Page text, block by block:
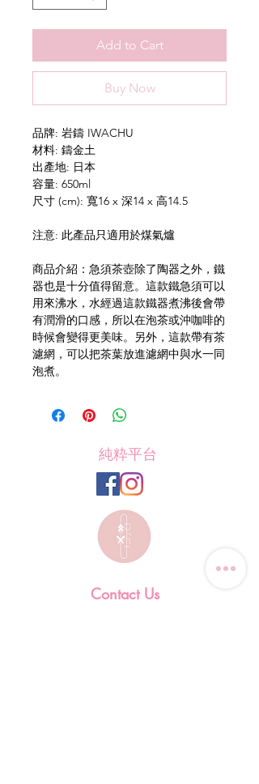
Add to Cart
Buy Now
品牌: 岩鑄 IWACHU
材料: 鑄金土
出產地: 日本
容量: 650ml
尺寸 (cm): 寬16 x 深14 x 高14.5
注意: 此產品只適用於煤氣爐
商品介紹：急須茶壺除了陶器之外，鐵
器也是十分值得留意。這款鐵急須可以
用來沸水，水經過這款鐵器煮沸後會帶
有潤滑的口感，所以在泡茶或沖咖啡的
時候會變得更美味。另外，這款帶有茶
濾網，可以把茶葉放進濾網中與水一同
泡煮。
純粋平台
Contact Us